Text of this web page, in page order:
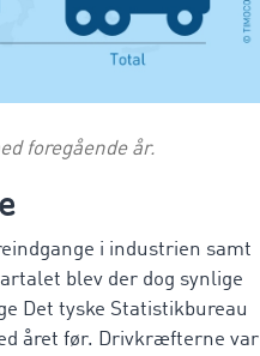
foregående år.
i industrien samt
blev der dog synlige
Det tyske Statistikbureau
året før. Drivkræfterne var